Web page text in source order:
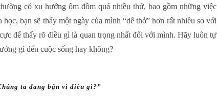
có xu hướng ôm đồm quá nhiều thứ, bao gồm những việc
bạn sẽ thấy một ngày của mình “dễ thở” hơn rất nhiều so với
để thấy rõ điều gì là quan trọng nhất đối với mình. Hãy luôn tự
gì đến cuộc sống hay không?
ta đang bận vì điều gì?”